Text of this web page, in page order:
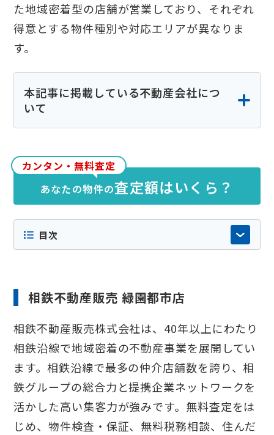
た地域密着型の店舗が営業しており、それぞれ
得意とする物件種別や対応エリアが異なりま
す。
本記事に掲載している不動産会社につ
いて
各社の公式サイトや公開情報、実際の検索結
果等をもとに当社が独自に調査・編集したも
のです。特定の企業からの依頼や広告掲載に
よるものではなく掲載順にも意図的な優劣は
ございません。内容の正確性や最新性には十
分配慮しておりますが店舗情報やサービス内
ください。
カンタン・無料査定
あなたの物件の査定額はいくら？
目次
相鉄不動産販売 緑園都市店
相鉄不動産販売株式会社は、40年以上にわたり
相鉄沿線で地域密着の不動産事業を展開してい
ます。相鉄沿線で最多の仲介店舗数を誇り、相
鉄グループの総合力と提携企業ネットワークを
活かした高い集客力が強みです。無料査定をは
じめ、物件検査・保証、無料税務相談、住んだ